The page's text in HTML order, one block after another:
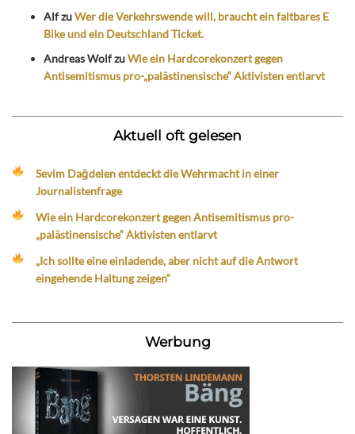
AlfzuWer die Verkehrswende will, braucht ein faltbares E
Bike und ein Deutschland Ticket.
Andreas WolfzuWie ein Hardcorekonzert gegen
Antisemitismus pro-„palästinensische“ Aktivisten entlarvt
Aktuell oft gelesen
Sevim Dağdelen entdeckt die Wehrmacht in einer
Journalistenfrage
Wie ein Hardcorekonzert gegen Antisemitismus pro-
„palästinensische“ Aktivisten entlarvt
„Ich sollte eine einladende, aber nicht auf die Antwort
eingehende Haltung zeigen“
Werbung